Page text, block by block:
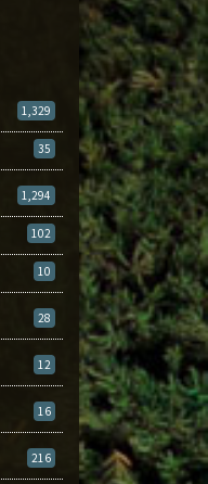
1,329
35
1,294
102
10
28
12
16
216